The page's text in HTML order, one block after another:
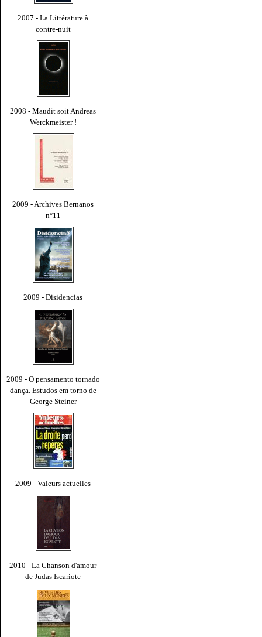
2007 - La Littérature à
contre-nuit
2008 - Maudit soit Andreas
Werckmeister !
2009 - Archives Bernanos
n°11
2009 - Disidencias
2009 - O pensamento tornado
dança. Estudos em torno de
George Steiner
2009 - Valeurs actuelles
2010 - La Chanson d'amour
de Judas Iscariote